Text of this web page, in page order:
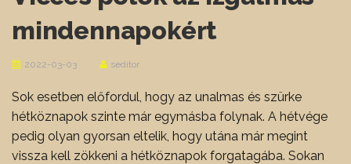
mindennapokért
2022-03-03 seditor
Sok esetben előfordul, hogy az unalmas és szürke
hétköznapok szinte már egymásba folynak. A hétvége
pedig olyan gyorsan eltelik, hogy utána már megint
vissza kell zökkeni a hétköznapok forgatagába. Sokan